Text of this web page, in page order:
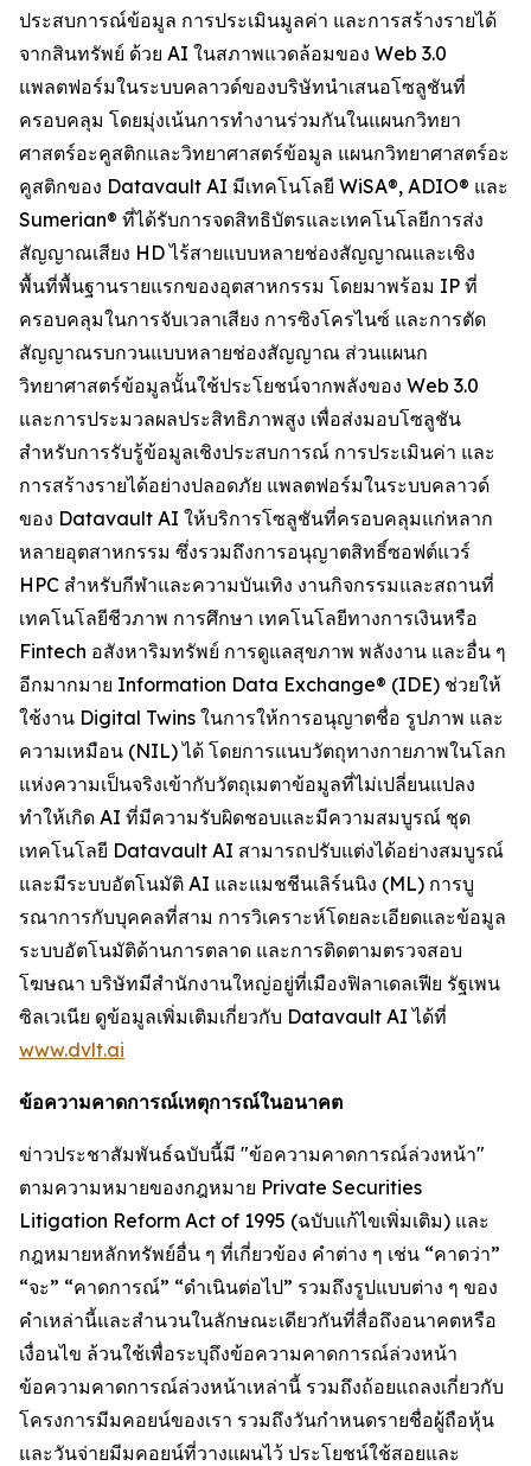
ประสบการณ์ข้อมูล การประเมินมูลค่า และการสร้างรายได้
จากสินทรัพย์ ด้วย AI ในสภาพแวดล้อมของ Web 3.0
แพลตฟอร์มในระบบคลาวด์ของบริษัทนำเสนอโซลูชันที่
ครอบคลุม โดยมุ่งเน้นการทำงานร่วมกันในแผนกวิทยา
ศาสตร์อะคูสติกและวิทยาศาสตร์ข้อมูล แผนกวิทยาศาสตร์อะ
คูสติกของ Datavault AI มีเทคโนโลยี WiSA®, ADIO® และ
Sumerian® ที่ได้รับการจดสิทธิบัตรและเทคโนโลยีการส่ง
สัญญาณเสียง HD ไร้สายแบบหลายช่องสัญญาณและเชิง
พื้นที่พื้นฐานรายแรกของอุตสาหกรรม โดยมาพร้อม IP ที่
ครอบคลุมในการจับเวลาเสียง การซิงโครไนซ์ และการตัด
สัญญาณรบกวนแบบหลายช่องสัญญาณ ส่วนแผนก
วิทยาศาสตร์ข้อมูลนั้นใช้ประโยชน์จากพลังของ Web 3.0
และการประมวลผลประสิทธิภาพสูง เพื่อส่งมอบโซลูชัน
สำหรับการรับรู้ข้อมูลเชิงประสบการณ์ การประเมินค่า และ
การสร้างรายได้อย่างปลอดภัย แพลตฟอร์มในระบบคลาวด์
ของ Datavault AI ให้บริการโซลูชันที่ครอบคลุมแก่หลาก
หลายอุตสาหกรรม ซึ่งรวมถึงการอนุญาตสิทธิ์ซอฟต์แวร์
HPC สำหรับกีฬาและความบันเทิง งานกิจกรรมและสถานที่
เทคโนโลยีชีวภาพ การศึกษา เทคโนโลยีทางการเงินหรือ
Fintech อสังหาริมทรัพย์ การดูแลสุขภาพ พลังงาน และอื่น ๆ
อีกมากมาย Information Data Exchange® (IDE) ช่วยให้
ใช้งาน Digital Twins ในการให้การอนุญาตชื่อ รูปภาพ และ
ความเหมือน (NIL) ได้ โดยการแนบวัตถุทางกายภาพในโลก
แห่งความเป็นจริงเข้ากับวัตถุเมตาข้อมูลที่ไม่เปลี่ยนแปลง
ทำให้เกิด AI ที่มีความรับผิดชอบและมีความสมบูรณ์ ชุด
เทคโนโลยี Datavault AI สามารถปรับแต่งได้อย่างสมบูรณ์
และมีระบบอัตโนมัติ AI และแมชชีนเลิร์นนิง (ML) การบู
รณาการกับบุคคลที่สาม การวิเคราะห์โดยละเอียดและข้อมูล
ระบบอัตโนมัติด้านการตลาด และการติดตามตรวจสอบ
โฆษณา บริษัทมีสำนักงานใหญ่อยู่ที่เมืองฟิลาเดลเฟีย รัฐเพน
ซิลเวเนีย ดูข้อมูลเพิ่มเติมเกี่ยวกับ Datavault AI ได้ที่
www.dvlt.ai
ข้อความคาดการณ์เหตุการณ์ในอนาคต
ข่าวประชาสัมพันธ์ฉบับนี้มี "ข้อความคาดการณ์ล่วงหน้า"
ตามความหมายของกฎหมาย Private Securities
Litigation Reform Act of 1995 (ฉบับแก้ไขเพิ่มเติม) และ
กฎหมายหลักทรัพย์อื่น ๆ ที่เกี่ยวข้อง คำต่าง ๆ เช่น “คาดว่า”
“จะ” “คาดการณ์” “ดำเนินต่อไป” รวมถึงรูปแบบต่าง ๆ ของ
คำเหล่านี้และสำนวนในลักษณะเดียวกันที่สื่อถึงอนาคตหรือ
เงื่อนไข ล้วนใช้เพื่อระบุถึงข้อความคาดการณ์ล่วงหน้า
ข้อความคาดการณ์ล่วงหน้าเหล่านี้ รวมถึงถ้อยแถลงเกี่ยวกับ
โครงการมีมคอยน์ของเรา รวมถึงวันกำหนดรายชื่อผู้ถือหุ้น
และวันจ่ายมีมคอยน์ที่วางแผนไว้ ประโยชน์ใช้สอยและ